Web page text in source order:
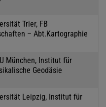
Trier, FB
– Abt.Kartographie
München, Institut für
Geodäsie
Leipzig, Institut für